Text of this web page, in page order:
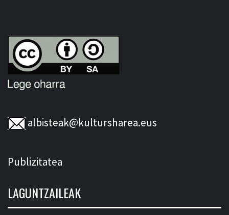
albisteak@kultursharea.eus
Publizitatea
LAGUNTZAILEAK